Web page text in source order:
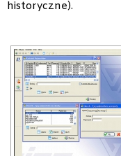
historyczne).